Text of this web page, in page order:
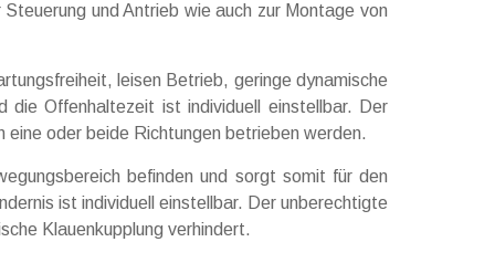
und Antrieb wie auch zur Montage von
leisen Betrieb, geringe dynamische
die Offenhaltezeit ist individuell einstellbar. Der
eine oder beide Richtungen betrieben werden.
befinden und sorgt somit für den
ist individuell einstellbar. Der unberechtigte
Klauenkupplung verhindert.